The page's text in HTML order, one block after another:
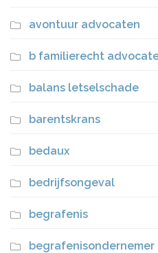
avontuur advocaten
b familierecht
balans letselschade
barentskrans
bedaux
bedrijfsongeval
begrafenis
begrafenisondernemer